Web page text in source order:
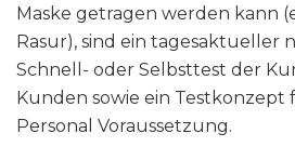
Maske getragen werden kann
Rasur), sind ein tagesaktueller
Schnell- oder Selbsttest der
Kunden sowie ein Testkonzept
Personal Voraussetzung.